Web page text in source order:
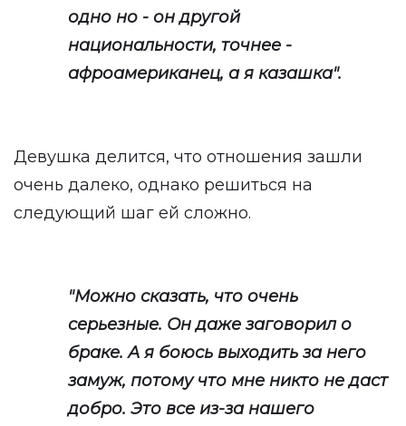
одно но - он другой
национальности, точнее -
афроамериканец, а я казашка".
Девушка делится, что отношения зашли
очень далеко, однако решиться на
следующий шаг ей сложно.
"Можно сказать, что очень
серьезные. Он даже заговорил о
браке. А я боюсь выходить за него
замуж, потому что мне никто не даст
добро. Это все из-за нашего